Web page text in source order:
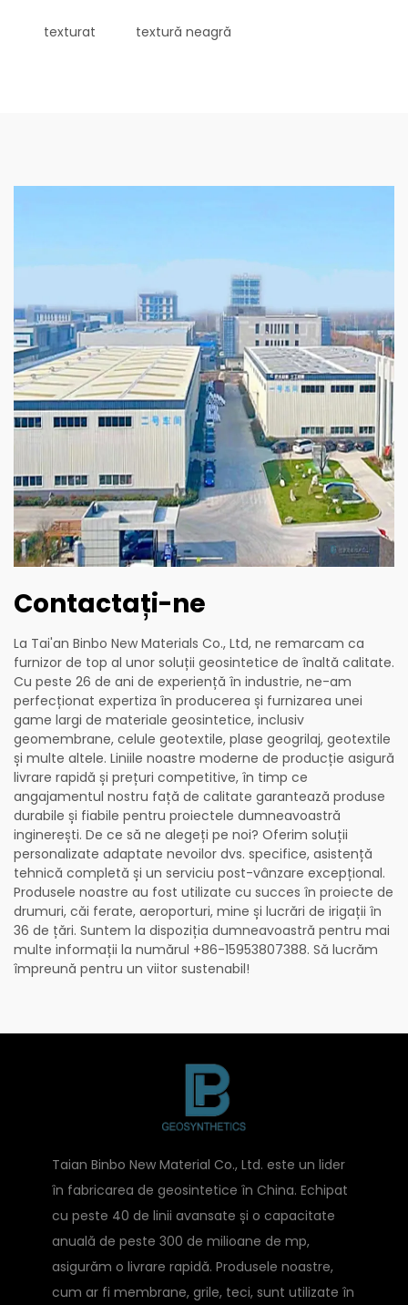
texturat textură neagră
Contactați-ne
La Tai'an Binbo New Materials Co., Ltd, ne remarcam ca
furnizor de top al unor soluții geosintetice de înaltă calitate.
Cu peste 26 de ani de experiență în industrie, ne-am
perfecționat expertiza în producerea și furnizarea unei
game largi de materiale geosintetice, inclusiv
geomembrane, celule geotextile, plase geogrilaj, geotextile
și multe altele. Liniile noastre moderne de producție asigură
livrare rapidă și prețuri competitive, în timp ce
angajamentul nostru față de calitate garantează produse
durabile și fiabile pentru proiectele dumneavoastră
inginerești. De ce să ne alegeți pe noi? Oferim soluții
personalizate adaptate nevoilor dvs. specifice, asistență
tehnică completă și un serviciu post-vânzare excepțional.
Produsele noastre au fost utilizate cu succes în proiecte de
drumuri, căi ferate, aeroporturi, mine și lucrări de irigații în
36 de țări. Suntem la dispoziția dumneavoastră pentru mai
multe informații la numărul +86-15953807388. Să lucrăm
împreună pentru un viitor sustenabil!
Taian Binbo New Material Co., Ltd. este un lider
în fabricarea de geosintetice în China. Echipat
cu peste 40 de linii avansate și o capacitate
anuală de peste 300 de milioane de mp,
asigurăm o livrare rapidă. Produsele noastre,
cum ar fi membrane, grile, teci, sunt utilizate în